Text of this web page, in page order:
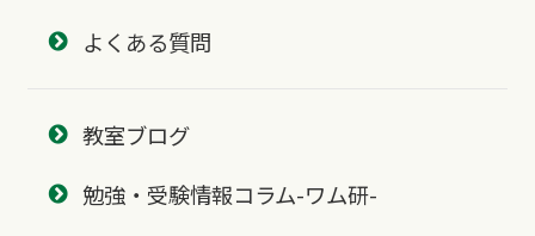
よくある質問
教室ブログ
勉強・受験情報コラム-ワム研-